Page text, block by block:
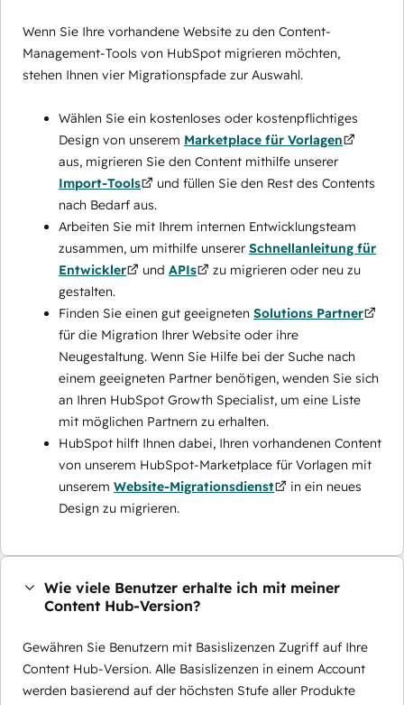
Wenn Sie Ihre vorhandene Website zu den Content-
Management-Tools von HubSpot migrieren möchten,
stehen Ihnen vier Migrationspfade zur Auswahl.
Wählen Sie ein kostenloses oder kostenpflichtiges
Design von unserem Marketplace für Vorlagen
aus, migrieren Sie den Content mithilfe unserer
Import-Tools
und füllen Sie den Rest des Contents
nach Bedarf aus.
Arbeiten Sie mit Ihrem internen Entwicklungsteam
zusammen, um mithilfe unserer Schnellanleitung für
Entwickler
und APIs
zu migrieren oder neu zu
gestalten.
Finden Sie einen gut geeigneten Solutions Partner
für die Migration Ihrer Website oder ihre
Neugestaltung. Wenn Sie Hilfe bei der Suche nach
einem geeigneten Partner benötigen, wenden Sie sich
an Ihren HubSpot Growth Specialist, um eine Liste
mit möglichen Partnern zu erhalten.
HubSpot hilft Ihnen dabei, Ihren vorhandenen Content
von unserem HubSpot-Marketplace für Vorlagen mit
unserem Website-Migrationsdienst
in ein neues
Design zu migrieren.
Wie viele Benutzer erhalte ich mit meiner
Content Hub-Version?
Gewähren Sie Benutzern mit Basislizenzen Zugriff auf Ihre
Content Hub-Version. Alle Basislizenzen in einem Account
werden basierend auf der höchsten Stufe aller Produkte